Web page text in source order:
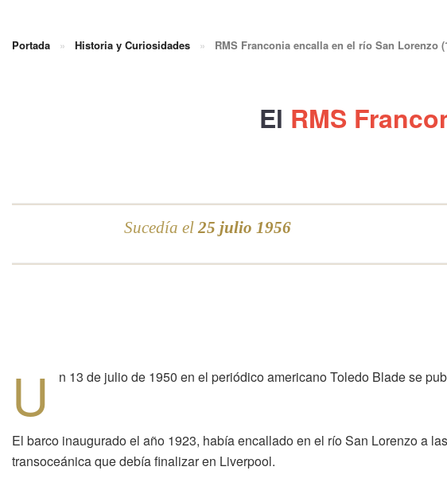
Portada » Historia y Curiosidades » RMS Franconia encalla en el río San Lorenzo
El RMS
Sucedía el25 julio 1956
U n 13 de julio de 1950 en el periódico americano Toledo Blade se
El barco inaugurado el año 1923, había encallado en el río San Lorenzo a
transoceánica que debía finalizar en Liverpool.